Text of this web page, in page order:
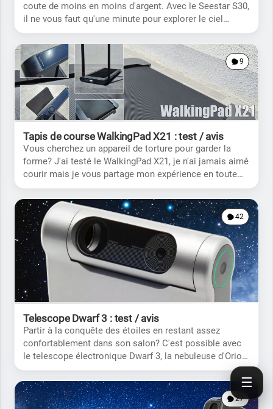
coute de moins en moins d'argent. Avec le Seestar S30,
il ne vous faut qu'une minute pour explorer le ciel
profond en restant bien au chaud chez vous.
9
Tapis de course WalkingPad X21 : test / avis
Vous cherchez un appareil de torture pour garder la
forme? J'ai testé le WalkingPad X21, je n'ai jamais aimé
courir mais je vous partage mon expérience en toute
objectivité.
42
Telescope Dwarf 3 : test / avis
Partir à la conquête des étoiles en restant assez
confortablement dans son salon? C'est possible avec
le telescope électronique Dwarf 3, la nebuleuse d'Orion
n'est qu'à quelques clics de chez vous.
27
☰